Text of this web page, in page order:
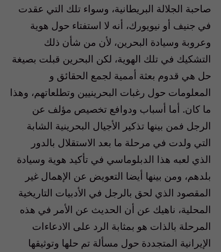
صاحبة الجلالة البريطانية، وسواء تلك التي عقدت
في جنيف أو نيويورك، أنه لا استفتاء حول هوية
وعروبة وسيادة البحرين، لأن من شأن ذلك
التشكيك في تلك الهوية، لكن البحرين قبلت بصيغة
حل هي قدوم بعثة أممية لجمع الحقائق و
المعلومات حول رغبات البحرينيين وتطلعاتهم، وهذا
ما كان. أما أسباب ودوافع تخصيص مؤلف عن
الرجل فمن بينها تذكير الأجيال البحرينية الشابة
التي ولدت في مرحلة ما بعد الاستقلال بالدور
الذي لعبه هذا الدبلوماسي في تأكيد هوية وسيادة
بلدهم، ومن بينها أيضا التعويض عن الإهمال غير
المقصود الذي لحق بالرجل في الأدبيات التاريخية
المحلية، ناهيك عن أن الحديث عن الأمر في هذه
المرحلة بالذات هو بمثابة الرد على الادعاءات
الإيرانية المتجددة حول مسألة تم حلها وتوثيقها